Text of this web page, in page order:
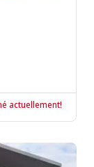
actuellement!